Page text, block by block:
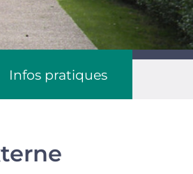
Infos pratiques